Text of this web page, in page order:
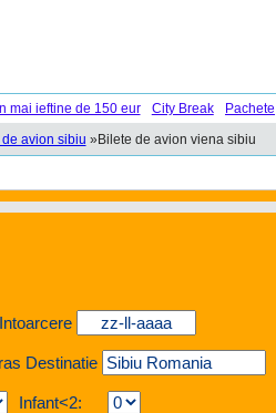
mai ieftine de 150 eur City Break Pachete
de avion sibiu »Bilete de avion viena sibiu
Destinatie
Infant<2: